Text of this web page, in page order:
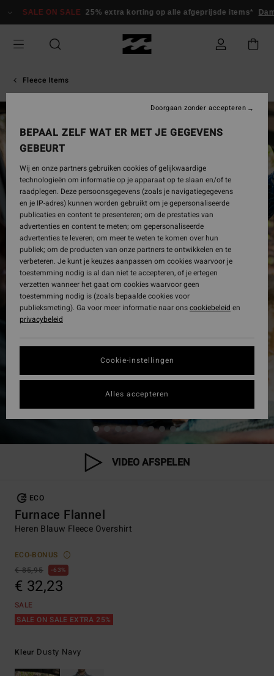
naar
SALE ON SALE 25% extra korting op alle afgeprijsde items*
Fleece Items
VIDEO AFSPELEN
ECO
Furnace Flannel
Heren Blauw Fleece Overshirt
ECO-BONUS
€ 85,95
63%
€ 32,23
SALE
SALE ON SALE EXTRA 25%
Kleur Dusty Navy
BEPAAL ZELF WAT ER MET JE GEGEVENS
GEBEURT
Wij en onze partners gebruiken cookies of gelijkwaardige
technologieën om informatie op je apparaat op te slaan en/of te
raadplegen. Deze persoonsgegevens (zoals je navigatiegegevens
en je IP-adres) kunnen worden gebruikt om je gepersonaliseerde
publicaties en content te presenteren; om de prestaties van
advertenties en content te meten; om gepersonaliseerde
advertenties te leveren; om meer te weten te komen over hun
publiek; om de producten van onze partners te ontwikkelen en te
verbeteren. Je kunt je keuzes aanpassen om cookies waarvoor je
toestemming nodig is al dan niet te accepteren, of je ertegen
verzetten wanneer het gaat om cookies waarvoor geen
toestemming nodig is (zoals bepaalde cookies voor
publieksmeting). Ga voor meer informatie naar onscookiebeleid en
privacybeleid
Cookie-instellingen
Doorgaan zonder accepteren
Alles accepteren